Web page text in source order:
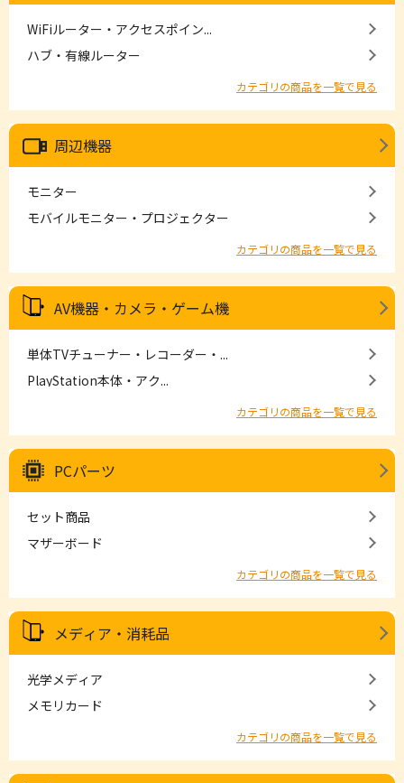
WiFiルーター・アクセスポイン...
ハブ・有線ルーター
カテゴリの商品を一覧で見る
周辺機器
モニター
モバイルモニター・プロジェクター
カテゴリの商品を一覧で見る
AV機器・カメラ・ゲーム機
単体TVチューナー・レコーダー・...
PlayStation本体・アク...
カテゴリの商品を一覧で見る
PCパーツ
セット商品
マザーボード
カテゴリの商品を一覧で見る
メディア・消耗品
光学メディア
メモリカード
カテゴリの商品を一覧で見る